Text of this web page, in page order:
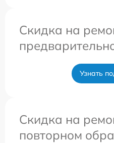
Скидка на
Узнать
Скидка на
повторном